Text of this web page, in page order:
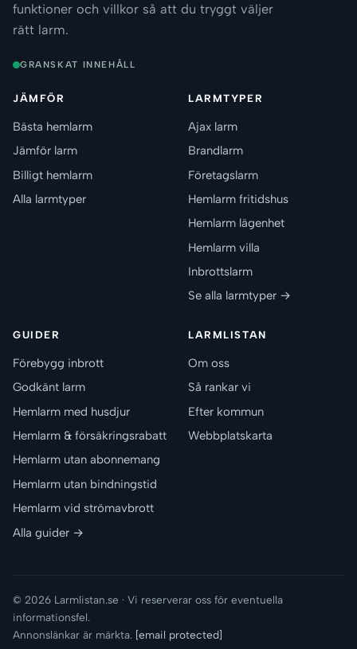
funktioner och villkor så att du tryggt väljer
rätt larm.
GRANSKAT INNEHÅLL
JÄMFÖR
Bästa hemlarm
Jämför larm
Billigt hemlarm
Alla larmtyper
LARMTYPER
Ajax larm
Brandlarm
Företagslarm
Hemlarm fritidshus
Hemlarm lägenhet
Hemlarm villa
Inbrottslarm
Se alla larmtyper →
GUIDER
Förebygg inbrott
Godkänt larm
Hemlarm med husdjur
Hemlarm & försäkringsrabatt
Hemlarm utan abonnemang
Hemlarm utan bindningstid
Hemlarm vid strömavbrott
Alla guider →
LARMLISTAN
Om oss
Så rankar vi
Efter kommun
Webbplatskarta
© 2026 Larmlistan.se · Vi reserverar oss för eventuella
informationsfel.
Annonslänkar är märkta. [email protected]